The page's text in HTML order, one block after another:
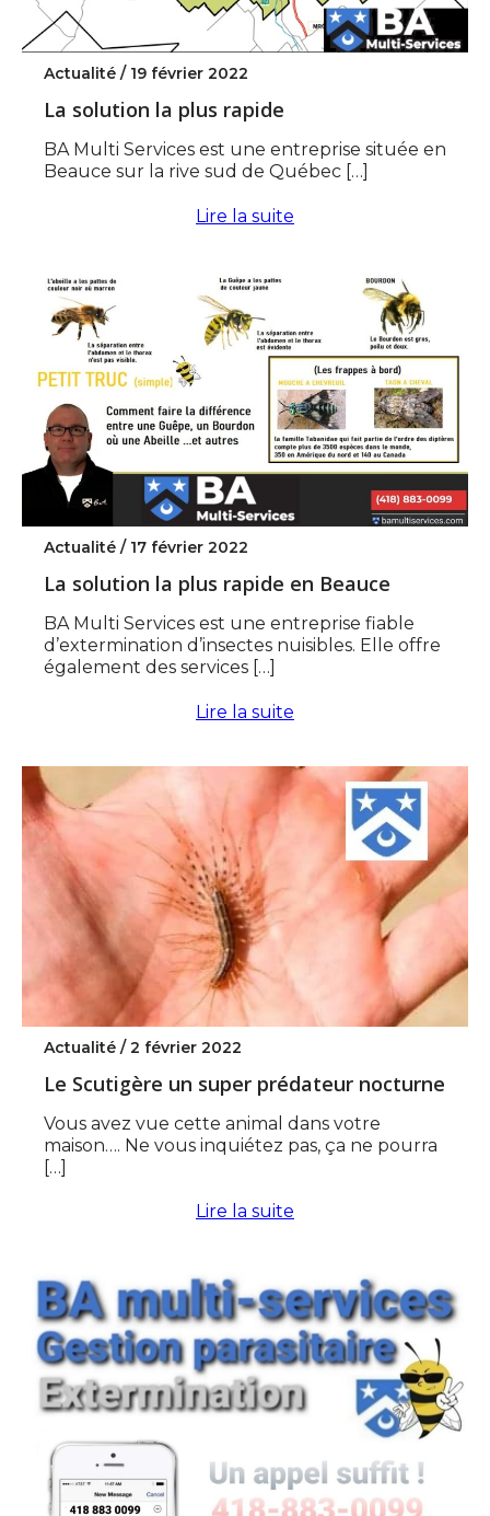
Actualité / 19 février 2022
La solution la plus rapide
BA Multi Services est une entreprise située en
Beauce sur la rive sud de Québec […]
Lire la suite
Actualité / 17 février 2022
La solution la plus rapide en Beauce
BA Multi Services est une entreprise fiable
d’extermination d’insectes nuisibles. Elle offre
également des services […]
Lire la suite
Actualité /2 février 2022
Le Scutigère un super prédateur nocturne
Vous avez vue cette animal dans votre
maison…. Ne vous inquiétez pas, ça ne pourra
[…]
Lire la suite